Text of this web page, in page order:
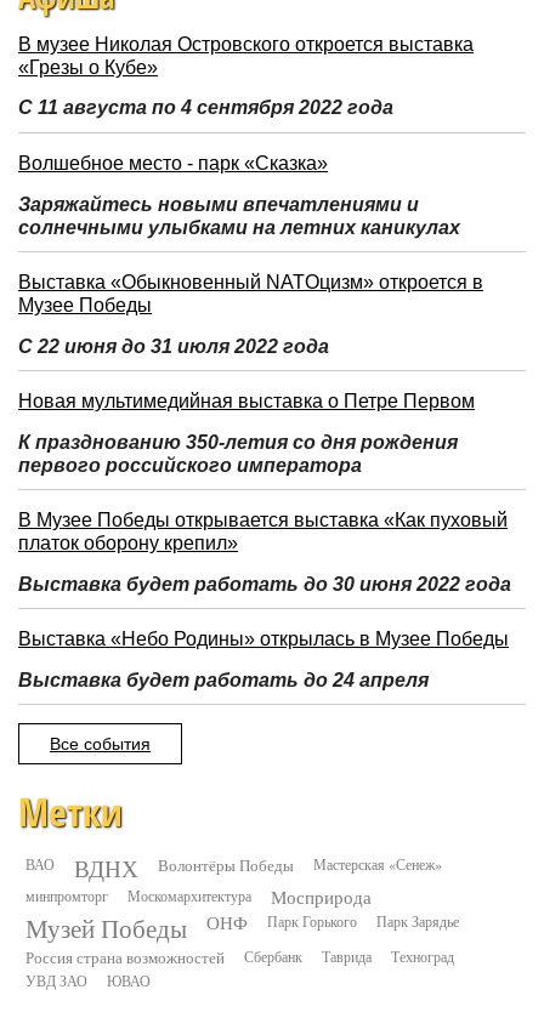
В музее Николая Островского откроется выставка
«Грезы о Кубе»
С 11 августа по 4 сентября 2022 года
Волшебное место - парк «Сказка»
Заряжайтесь новыми впечатлениями и
солнечными улыбками на летних каникулах
Выставка «Обыкновенный NATOцизм» откроется в
Музее Победы
С 22 июня до 31 июля 2022 года
Новая мультимедийная выставка о Петре Первом
К празднованию 350-летия со дня рождения
первого российского императора
В Музее Победы открывается выставка «Как пуховый
платок оборону крепил»
Выставка будет работать до 30 июня 2022 года
Выставка «Небо Родины» открылась в Музее Победы
Выставка будет работать до 24 апреля
Все события
Метки
ВАО ВДНХ Волонтёры Победы
Мастерская «Сенеж»
минпромторг
Москомархитектура Мосприрода
Музей Победы ОНФ Парк Горького Парк Зарядье
Россия страна возможностей Сбербанк Таврида
Техноград
УВД ЗАО
ЮВАО